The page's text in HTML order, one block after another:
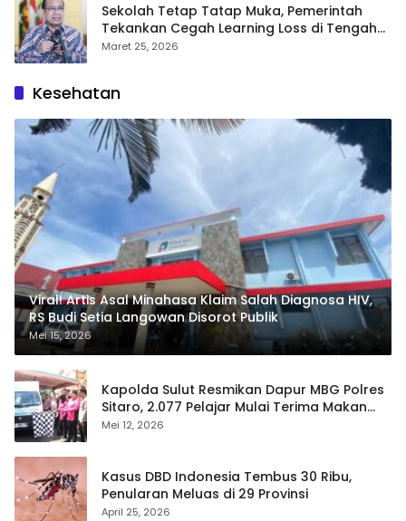
Sekolah Tetap Tatap Muka, Pemerintah
Tekankan Cegah Learning Loss di Tengah
Krisis Global
Maret 25, 2026
Kesehatan
Viral! Artis Asal Minahasa Klaim Salah Diagnosa HIV,
RS Budi Setia Langowan Disorot Publik
Mei 15, 2026
Kapolda Sulut Resmikan Dapur MBG Polres
Sitaro, 2.077 Pelajar Mulai Terima Makan
Gratis
Mei 12, 2026
Kasus DBD Indonesia Tembus 30 Ribu,
Penularan Meluas di 29 Provinsi
April 25, 2026